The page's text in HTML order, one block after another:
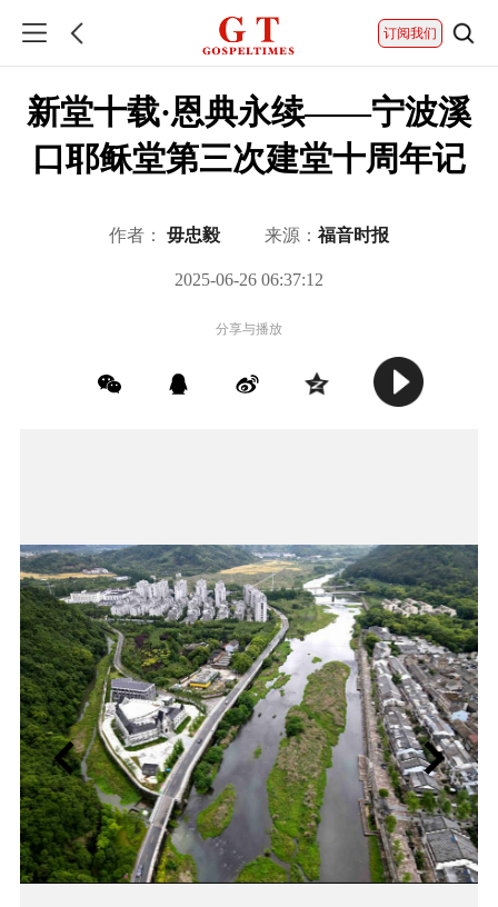
订阅我们
新堂十载·恩典永续——宁波溪
口耶稣堂第三次建堂十周年记
作者： 毋忠毅 来源： 福音时报
2025-06-26 06:37:12
分享与播放